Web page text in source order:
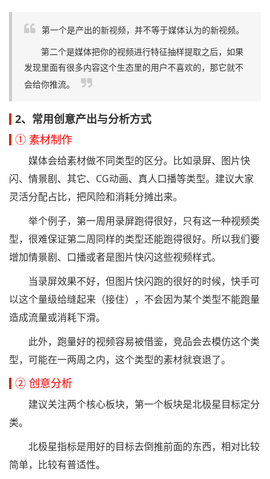
第一个是产出的新视频，并不等于媒体认为的新视频。
第二个是媒体把你的视频进行特征抽样提取之后，如果
发现里面有很多内容这个生态里的用户不喜欢的，那它就不
会给你推流。
2、常用创意产出与分析方式
① 素材制作
媒体会给素材做不同类型的区分。比如录屏、图片快
闪、情景剧、其它、CG动画、真人口播等类型。建议大家
灵活分配占比，把风险和消耗分摊出来。
举个例子，第一周用录屏跑得很好，只有这一种视频类
型，很难保证第二周同样的类型还能跑得很好。所以我们要
增加情景剧、口播或者是图片快闪这些视频样式。
当录屏效果不好，但图片快闪跑的很好的时候，快手可
以这个量级给缝起来（接住），不会因为某个类型不能跑量
造成流量或消耗下滑。
此外，跑量好的视频容易被借鉴，竞品会去模仿这个类
型，可能在一两周之内，这个类型的素材就衰退了。
② 创意分析
建议关注两个核心板块，第一个板块是北极星目标定分
类。
北极星指标是用好的目标去倒推前面的东西，相对比较
简单，比较有普适性。